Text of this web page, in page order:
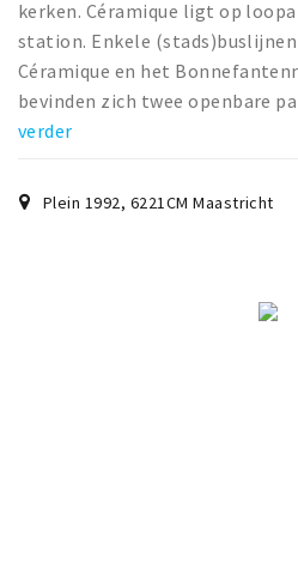
kerken. Céramique ligt op
station. Enkele
Céramique en het
bevinden zich twee openbare
verder
Plein 1992, 6221CM Maastricht